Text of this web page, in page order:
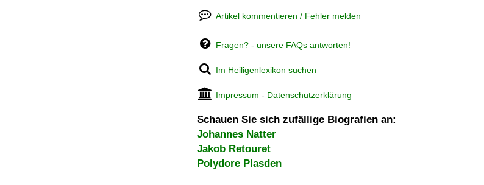
Artikel kommentieren / Fehler melden
Fragen? - unsere FAQs antworten!
Im Heiligenlexikon suchen
Impressum - Datenschutzerklärung
Schauen Sie sich zufällige Biografien an:
Johannes Natter
Jakob Retouret
Polydore Plasden